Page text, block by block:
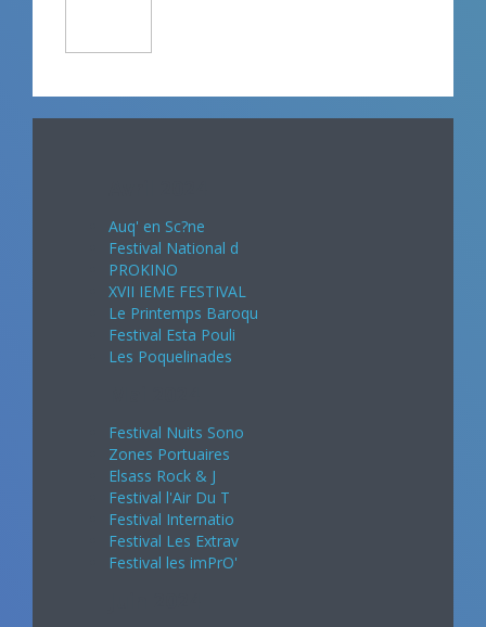
Auq' en Sc?ne
Festival National d
PROKINO
XVII IEME FESTIVAL
Le Printemps Baroqu
Festival Esta Pouli
Les Poquelinades
Festival Nuits Sono
Zones Portuaires
Elsass Rock & J
Festival l'Air Du T
Festival Internatio
Festival Les Extrav
Festival les imPrO'